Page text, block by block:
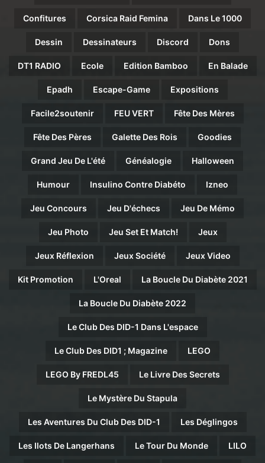
Confitures Corsica Raid Femina Dans Le 1000
Dessin Dessinateurs Discord Dons
DT1 RADIO Ecole Edition Bamboo En Balade
Epadh Escape-Game Expositions
Facile2soutenir FEU VERT Fête Des Mères
Fête Des Pères Galette Des Rois Goodies
Grand Jeu De L'été Généalogie Halloween
Humour Insulino Contre Diabéto Izneo
Jeu Concours Jeu D'échecs Jeu De Mémo
Jeu Photo Jeu Set Et Match! Jeux
Jeux Réflexion Jeux Société Jeux Video
Kit Promotion L'Oreal La Boucle Du Diabète 2021
La Boucle Du Diabète 2022
Le Club Des DID-1 Dans L'espace
Le Club Des DID1 ; Magazine LEGO
LEGO By FREDL45 Le Livre Des Secrets
Le Mystère Du Stapula
Les Aventures Du Club Des DID-1 Les Déglingos
Les Ilots De Langerhans Le Tour Du Monde LILO